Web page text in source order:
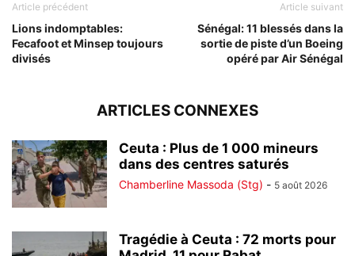
Article précédent
Lions indomptables:
Fecafoot et Minsep toujours
divisés
Article suivant
Sénégal: 11 blessés dans la
sortie de piste d’un Boeing
opéré par Air Sénégal
ARTICLES CONNEXES
Ceuta : Plus de 1 000 mineurs
dans des centres saturés
Chamberline Massoda (Stg) - 5 août 2026
Tragédie à Ceuta : 72 morts pour